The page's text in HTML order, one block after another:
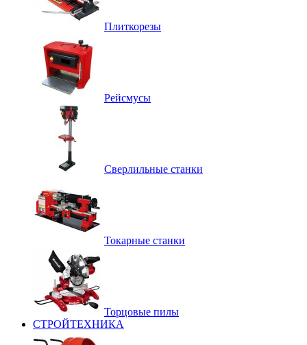
Плиткорезы
Рейсмусы
Сверлильные станки
Токарные станки
Торцовые пилы
СТРОЙТЕХНИКА